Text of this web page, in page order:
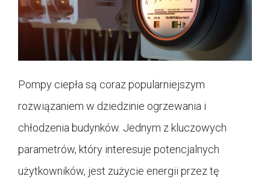
Pompy ciepła są coraz popularniejszym
rozwiązaniem w dziedzinie ogrzewania i
chłodzenia budynków. Jednym z kluczowych
parametrów, który interesuje potencjalnych
użytkowników, jest zużycie energii przez tę